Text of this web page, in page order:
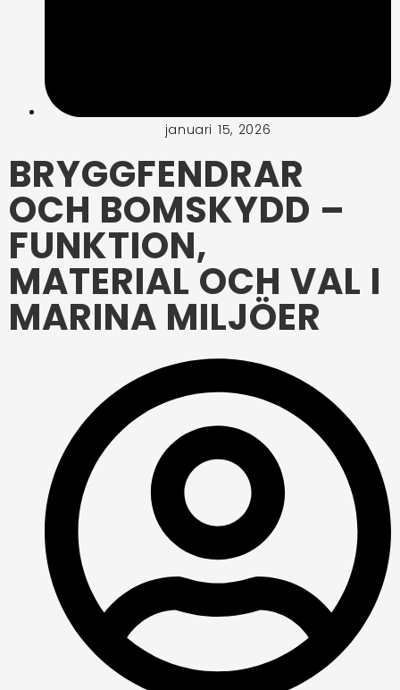
januari 15, 2026
BRYGGFENDRAR
OCH BOMSKYDD –
FUNKTION,
MATERIAL OCH VAL I
MARINA MILJÖER